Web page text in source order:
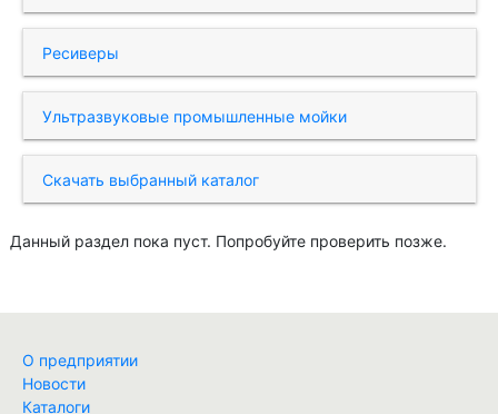
Ресиверы
Ультразвуковые промышленные мойки
Скачать выбранный каталог
Данный раздел пока пуст. Попробуйте проверить позже.
О предприятии
Новости
Каталоги